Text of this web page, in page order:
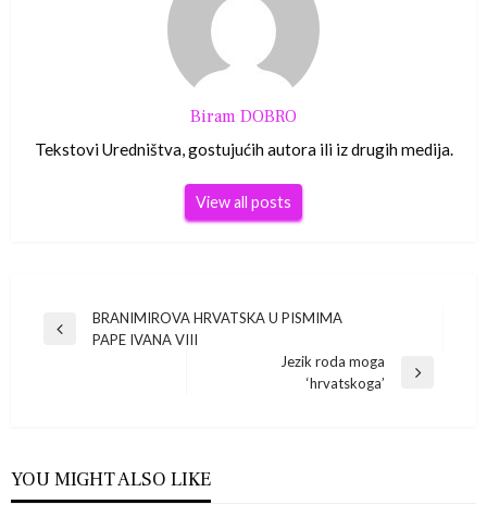
Biram DOBRO
Tekstovi Uredništva, gostujućih autora ili iz drugih medija.
View all posts
Navigacija
Previous
BRANIMIROVA HRVATSKA U PISMIMA
PAPE IVANA VIII
Jezik roda moga
‘hrvatskoga’
YOU MIGHT ALSO LIKE